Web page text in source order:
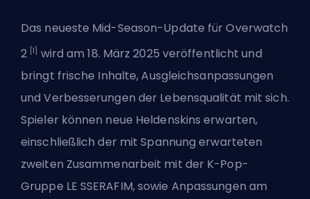
Das neueste Mid-Season-Update für Overwatch
2 [1]
wird am 18. März 2025 veröffentlicht und
bringt frische Inhalte, Ausgleichsanpassungen
und Verbesserungen der Lebensqualität mit sich.
Spieler können neue Heldenskins erwarten,
einschließlich der mit Spannung erwarteten
zweiten Zusammenarbeit mit der K-Pop-
Gruppe LE SSERAFIM, sowie Anpassungen am